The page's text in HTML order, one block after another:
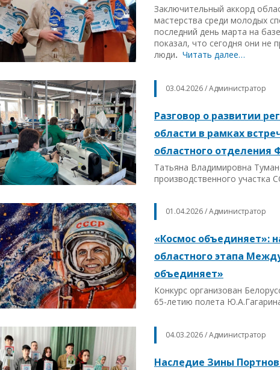
Заключительный аккорд
мастерства среди молодых
последний день марта на
показал, что сегодня они не
люди. Читать далее…
03.04.2026 / Администратор
Разговор о развитии
области в рамках
областного отделения
Татьяна Владимировна
производственного участка
01.04.2026 / Администратор
«Космос объединяет»:
областного этапа
объединяет»
Конкурс организован
65-летию полета
04.03.2026 / Администратор
Наследие Зины